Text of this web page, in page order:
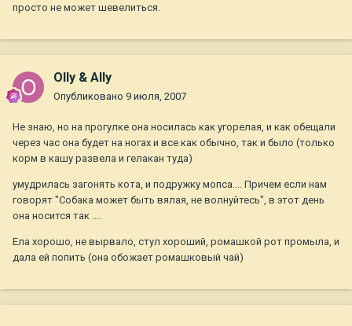
просто не может шевелиться.
Olly & Ally
Опубликовано 9 июля, 2007
Не знаю, но на прогулке она носилась как угорелая, и как обещали
через час она будет на ногах и все как обычно, так и было (только
корм в кашу развела и гелакан туда)
умудрилась загонять кота, и подружку мопса.... Причем если нам
говорят "Собака может быть вялая, не волнуйтесь", в этот день
она носится так ....
Ела хорошо, не вырвало, стул хороший, ромашкой рот промыла, и
дала ей попить (она обожает ромашковый чай)